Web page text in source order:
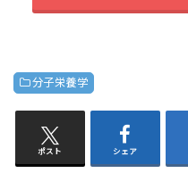
分子栄養学
ポスト シェア